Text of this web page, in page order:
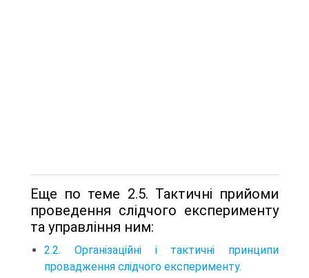
Еще по теме 2.5. Тактичні прийоми
проведення слідчого експерименту
та управління ним:
2.2. Організаційні і тактичні принципи
провадження слідчого експерименту.